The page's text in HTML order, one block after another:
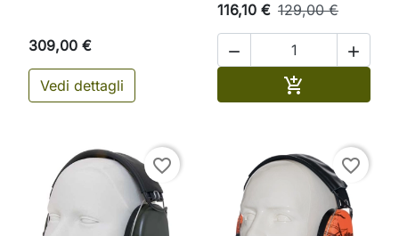
309,00 €
Vedi dettagli
116,10 € 129,00 €
 

favorite_border favorite_border